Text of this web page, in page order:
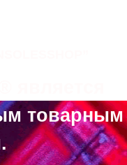
товарным